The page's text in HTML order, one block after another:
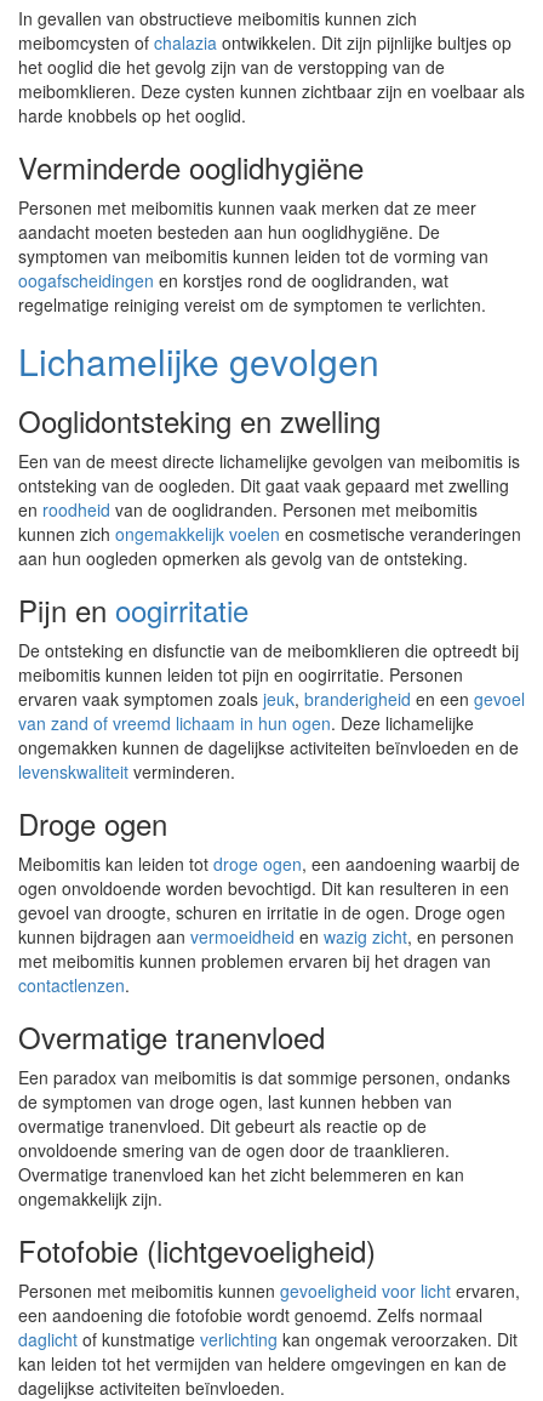
In gevallen van obstructieve meibomitis kunnen zich
meibomcysten of chalazia ontwikkelen. Dit zijn pijnlijke bultjes op
het ooglid die het gevolg zijn van de verstopping van de
meibomklieren. Deze cysten kunnen zichtbaar zijn en voelbaar als
harde knobbels op het ooglid.
Verminderde ooglidhygiëne
Personen met meibomitis kunnen vaak merken dat ze meer
aandacht moeten besteden aan hun ooglidhygiëne. De
symptomen van meibomitis kunnen leiden tot de vorming van
oogafscheidingen en korstjes rond de ooglidranden, wat
regelmatige reiniging vereist om de symptomen te verlichten.
Lichamelijke gevolgen
Ooglidontsteking en zwelling
Een van de meest directe lichamelijke gevolgen van meibomitis is
ontsteking van de oogleden. Dit gaat vaak gepaard met zwelling
en roodheid van de ooglidranden. Personen met meibomitis
kunnen zich ongemakkelijk voelen en cosmetische veranderingen
aan hun oogleden opmerken als gevolg van de ontsteking.
Pijn en oogirritatie
De ontsteking en disfunctie van de meibomklieren die optreedt bij
meibomitis kunnen leiden tot pijn en oogirritatie. Personen
ervaren vaak symptomen zoals jeuk, branderigheid en een gevoel
van zand of vreemd lichaam in hun ogen. Deze lichamelijke
ongemakken kunnen de dagelijkse activiteiten beïnvloeden en de
levenskwaliteit verminderen.
Droge ogen
Meibomitis kan leiden tot droge ogen, een aandoening waarbij de
ogen onvoldoende worden bevochtigd. Dit kan resulteren in een
gevoel van droogte, schuren en irritatie in de ogen. Droge ogen
kunnen bijdragen aan vermoeidheid en wazig zicht, en personen
met meibomitis kunnen problemen ervaren bij het dragen van
contactlenzen.
Overmatige tranenvloed
Een paradox van meibomitis is dat sommige personen, ondanks
de symptomen van droge ogen, last kunnen hebben van
overmatige tranenvloed. Dit gebeurt als reactie op de
onvoldoende smering van de ogen door de traanklieren.
Overmatige tranenvloed kan het zicht belemmeren en kan
ongemakkelijk zijn.
Fotofobie (lichtgevoeligheid)
Personen met meibomitis kunnen gevoeligheid voor licht ervaren,
een aandoening die fotofobie wordt genoemd. Zelfs normaal
daglicht of kunstmatige verlichting kan ongemak veroorzaken. Dit
kan leiden tot het vermijden van heldere omgevingen en kan de
dagelijkse activiteiten beïnvloeden.